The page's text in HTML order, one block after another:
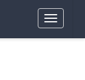
Toggle
navigation